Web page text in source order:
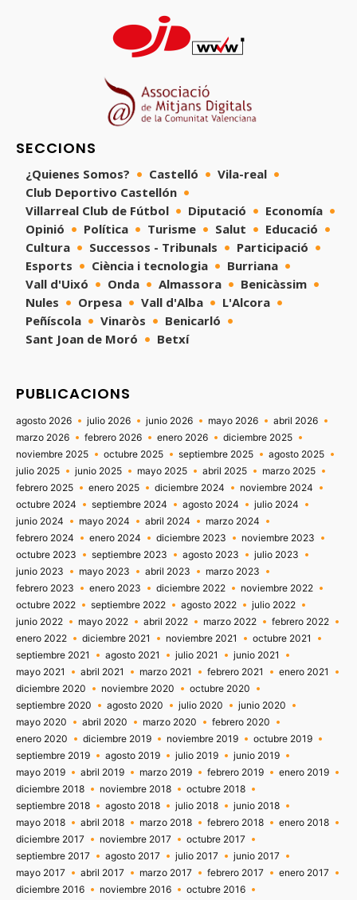
SECCIONS
¿Quienes Somos? Castelló
Vila-real
Club Deportivo Castellón
Villarreal Club de Fútbol
Diputació
Economía
Opinió
Política Turisme Salut
Educació
Cultura
Successos - Tribunals
Participació
Esports
Ciència i tecnologia
Burriana
Vall d'Uixó
Onda Almassora
Benicàssim
Nules
Orpesa Vall d'Alba
L'Alcora
Peñíscola
Vinaròs
Benicarló
Sant Joan de Moró
Betxí
PUBLICACIONS
agosto 2026 julio 2026 junio 2026 mayo 2026
abril 2026
marzo 2026
febrero 2026 enero 2026
diciembre 2025
noviembre 2025
octubre 2025 septiembre 2025
agosto 2025
julio 2025
junio 2025 mayo 2025 abril 2025
marzo 2025
febrero 2025
enero 2025 diciembre 2024
noviembre 2024
octubre 2024
septiembre 2024 agosto 2024
julio 2024
junio 2024
mayo 2024 abril 2024
marzo 2024
febrero 2024
enero 2024 diciembre 2023
noviembre 2023
octubre 2023
septiembre 2023 agosto 2023
julio 2023
junio 2023
mayo 2023 abril 2023
marzo 2023
febrero 2023
enero 2023 diciembre 2022
noviembre 2022
octubre 2022
septiembre 2022 agosto 2022
julio 2022
junio 2022
mayo 2022 abril 2022 marzo 2022
febrero 2022
enero 2022
diciembre 2021 noviembre 2021
octubre 2021
septiembre 2021
agosto 2021 julio 2021
junio 2021
mayo 2021
abril 2021 marzo 2021 febrero 2021
enero 2021
diciembre 2020
noviembre 2020
octubre 2020
septiembre 2020
agosto 2020 julio 2020
junio 2020
mayo 2020
abril 2020 marzo 2020
febrero 2020
enero 2020
diciembre 2019 noviembre 2019
octubre 2019
septiembre 2019
agosto 2019 julio 2019
junio 2019
mayo 2019
abril 2019 marzo 2019 febrero 2019
enero 2019
diciembre 2018
noviembre 2018
octubre 2018
septiembre 2018
agosto 2018 julio 2018
junio 2018
mayo 2018
abril 2018 marzo 2018 febrero 2018
enero 2018
diciembre 2017
noviembre 2017
octubre 2017
septiembre 2017
agosto 2017 julio 2017
junio 2017
mayo 2017
abril 2017 marzo 2017 febrero 2017
enero 2017
diciembre 2016
noviembre 2016
octubre 2016